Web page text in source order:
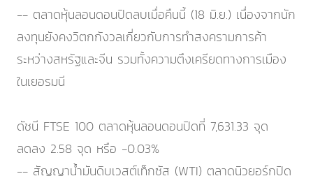
-- ตลาดหุ้นลอนดอนปิดลบเมื่อคืนนี้ (18 มิ.ย.) เนื่องจากนัก
ลงทุนยังคงวิตกกังวลเกี่ยวกับการทำสงครามการค้า
ระหว่างสหรัฐและจีน รวมทั้งความตึงเครียดทางการเมือง
ในเยอรมนี
ดัชนี FTSE 100 ตลาดหุ้นลอนดอนปิดที่ 7,631.33 จุด
ลดลง 2.58 จุด หรือ -0.03%
-- สัญญาน้ำมันดิบเวสต์เท็กซัส (WTI) ตลาดนิวยอร์กปิด